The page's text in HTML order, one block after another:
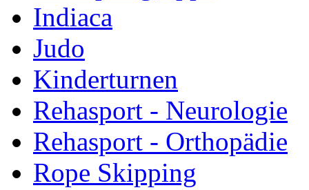
Indiaca
Judo
Kinderturnen
Rehasport - Neurologie
Rehasport - Orthopädie
Rope Skipping